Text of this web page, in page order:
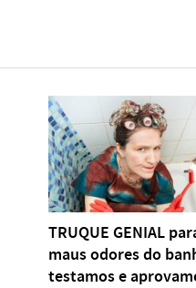
TRUQUE GENIAL
maus odores do
testamos e